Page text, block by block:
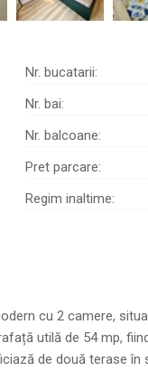
Nr. bucatarii:
Nr. bai:
Nr. balcoane:
Pret parcare:
Regim inaltime:
cu 2 camere,
utilă de 54 mp,
de două terase